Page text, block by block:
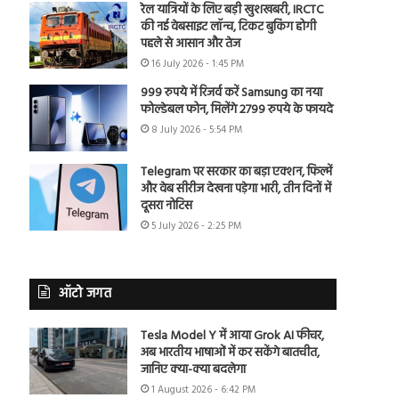
रेल यात्रियों के लिए बड़ी खुशखबरी, IRCTC
की नई वेबसाइट लॉन्च, टिकट बुकिंग होगी
पहले से आसान और तेज
16 July 2026 - 1:45 PM
999 रुपये में रिजर्व करें Samsung का नया
फोल्डेबल फोन, मिलेंगे 2799 रुपये के फायदे
8 July 2026 - 5:54 PM
Telegram पर सरकार का बड़ा एक्शन, फिल्में
और वेब सीरीज देखना पड़ेगा भारी, तीन दिनों में
दूसरा नोटिस
5 July 2026 - 2:25 PM
ऑटो जगत
Tesla Model Y में आया Grok AI फीचर,
अब भारतीय भाषाओं में कर सकेंगे बातचीत,
जानिए क्या-क्या बदलेगा
1 August 2026 - 6:42 PM